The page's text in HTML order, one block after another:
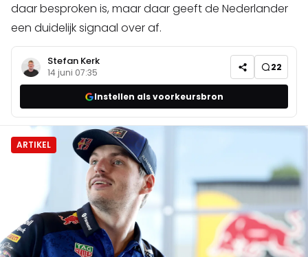
daar besproken is, maar daar geeft de Nederlander
een duidelijk signaal over af.
Stefan Kerk
14 juni 07:35 22
Instellen als voorkeursbron
ARTIKEL